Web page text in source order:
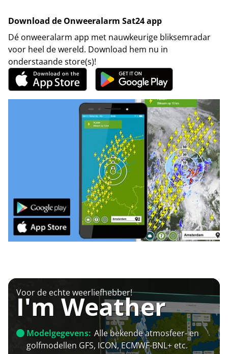
Download de Onweeralarm Sat24 app
Dé onweeralarm app met nauwkeurige bliksemradar
voor heel de wereld. Download hem nu in
onderstaande store(s)!
Voor de echte weerliefhebber!
I'm Weather
Modelgegevens: Alle bekende atmosfeer- en
golfmodellen GFS, ICON, ECMWF-BNL+ etc.